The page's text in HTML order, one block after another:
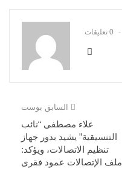
0 تعليقات
السابق بوست
علاء مصطفى “نائب
التنسيقية” يشيد بدور جهاز
تنظيم الاتصالات، ويؤكد:
ملف الإتصالات عمود فقرى